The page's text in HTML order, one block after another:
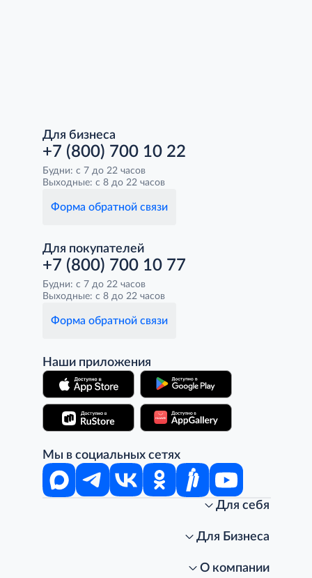
Для бизнеса
+7 (800) 700 10 22
Будни: с 7 до 22 часов
Выходные: с 8 до 22 часов
Форма обратной связи
Для покупателей
+7 (800) 700 10 77
Будни: с 7 до 22 часов
Выходные: с 8 до 22 часов
Форма обратной связи
Наши приложения
Мы в социальных сетях
Для себя
Стань клиентом METRO
Для Бизнеса
О компании